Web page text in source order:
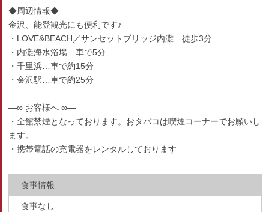
◆周辺情報◆
金沢、能登観光にも便利です♪
・LOVE&BEACH／サンセットブリッジ内灘…徒歩3分
・内灘海水浴場…車で5分
・千里浜…車で約15分
・金沢駅…車で約25分
―∞ お客様へ ∞―
・全館禁煙となっております。おタバコは喫煙コーナーでお願いし
ます。
・携帯電話の充電器をレンタルしております
食事情報
食事なし